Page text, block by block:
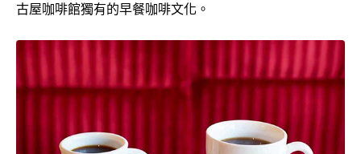
古屋咖啡館獨有的早餐咖啡文化。